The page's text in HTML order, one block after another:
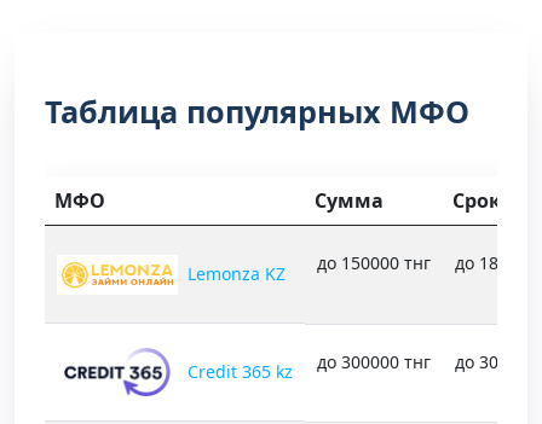
Таблица популярных МФО
МФО Сумма Срок
Lemonza KZ до 150000 тнг до 1800
Credit 365 kz до 300000 тнг до 30